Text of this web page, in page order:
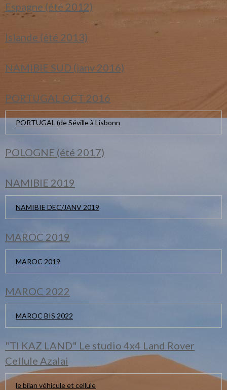
Espagne (été 2012)
Islande (été 2013)
NAMIBIE SUD (janv 2016)
PORTUGAL OCT 2016
PORTUGAL (de Séville à Lisbonn
POLOGNE (été 2017)
NAMIBIE 2019
NAMIBIE DEC/JANV 2019
MAROC 2019
MAROC 2019
MAROC 2022
MAROC BIS 2022
"TI KAZ LAND" Le studio 4x4 Land Rover
Cellule Azalai
le bilan véhicule et cellule